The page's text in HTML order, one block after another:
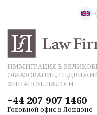
ИММИГРАЦИЯ В
ОБРАЗОВАНИЕ,
ФИНАНСЫ, НАЛОГИ
+44 207 907 1460
Головной офис в Лондоне